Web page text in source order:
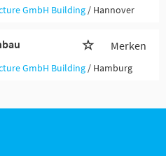
GmbH Building / Hannover
Merken
GmbH Building / Hamburg